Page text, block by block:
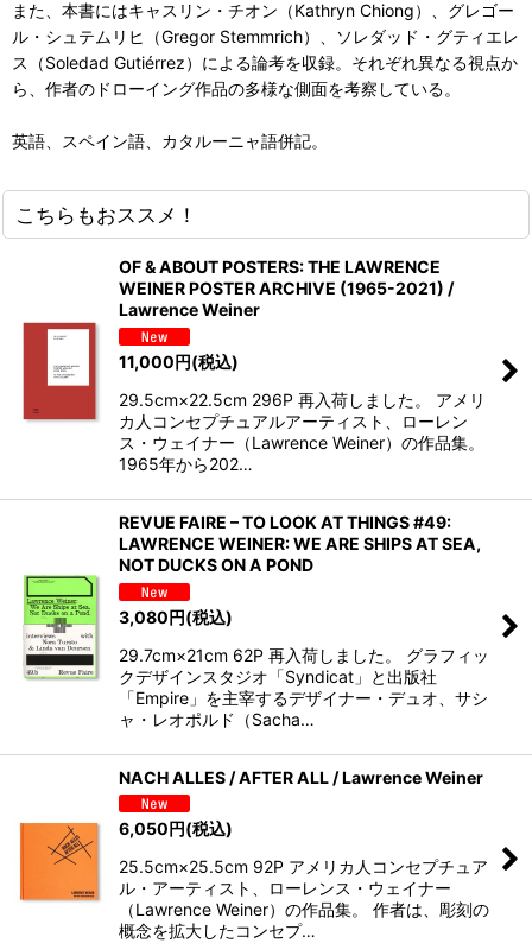
また、本書にはキャスリン・チオン（Kathryn Chiong）、グレゴー
ル・シュテムリヒ（Gregor Stemmrich）、ソレダッド・グティエレ
ス（Soledad Gutiérrez）による論考を収録。それぞれ異なる視点か
ら、作者のドローイング作品の多様な側面を考察している。
英語、スペイン語、カタルーニャ語併記。
こちらもおススメ！
OF & ABOUT POSTERS: THE LAWRENCE
WEINER POSTER ARCHIVE (1965-2021) /
Lawrence Weiner
11,000円(税込)
29.5cm×22.5cm 296P 再入荷しました。 アメリ
カ人コンセプチュアルアーティスト、ローレン
ス・ウェイナー（Lawrence Weiner）の作品集。
1965年から202…
REVUE FAIRE – TO LOOK AT THINGS #49:
LAWRENCE WEINER: WE ARE SHIPS AT SEA,
NOT DUCKS ON A POND
3,080円(税込)
29.7cm×21cm 62P 再入荷しました。 グラフィッ
クデザインスタジオ「Syndicat」と出版社
「Empire」を主宰するデザイナー・デュオ、サシ
ャ・レオポルド（Sacha…
NACH ALLES / AFTER ALL / Lawrence Weiner
6,050円(税込)
25.5cm×25.5cm 92P アメリカ人コンセプチュア
ル・アーティスト、ローレンス・ウェイナー
（Lawrence Weiner）の作品集。 作者は、彫刻の
概念を拡大したコンセプ…